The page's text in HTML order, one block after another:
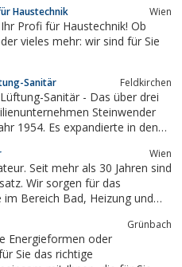
Wir unterstützen Sie
Haustechnik Wien
Profi für Haustechnik! Ob
Sanitär Feldkirchen
Sanitär - Das über drei
Steinwender
1954. Es expandierte in den
Firmensitz mit passendenWien
Seit mehr als 30 Jahren sind
Wir sorgen für das
Bad, Heizung und
Grünbach
Sie das richtige